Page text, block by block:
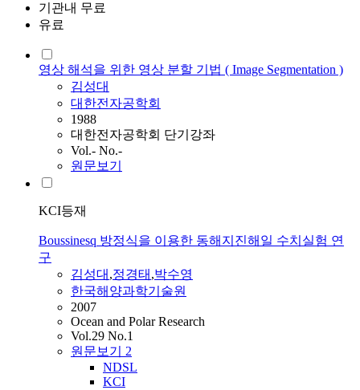
기관내 무료
유료
영상 해석을 위한 영상 분할 기법 ( Image Segmentation )
김성대
대한전자공학회
1988
대한전자공학회 단기강좌
Vol.- No.-
원문보기
KCI등재
Boussinesq 방정식을 이용한 동해지진해일 수치실험 연
구
김성대 ,정경태 ,박수영
한국해양과학기술원
2007
Ocean and Polar Research
Vol.29 No.1
원문보기 2
NDSL
KCI